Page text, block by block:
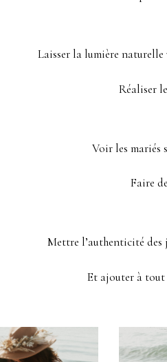
Laisser la lumière
Réaliser
Voir les mariés
Faire
Mettre l’authenticité des
Et ajouter à tout